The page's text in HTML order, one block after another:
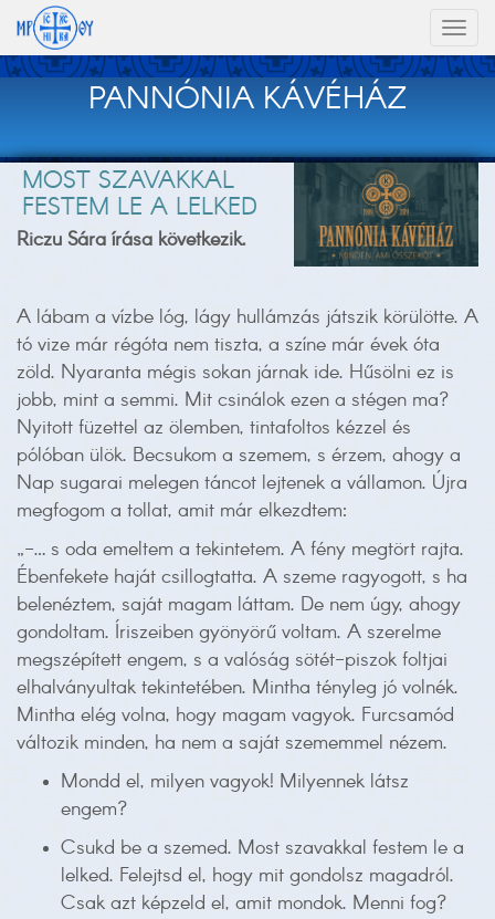
PANNÓNIA KÁVÉHÁZ
MOST SZAVAKKAL
FESTEM LE A LELKED
Riczu Sára írása következik.
A lábam a vízbe lóg, lágy hullámzás játszik körülötte. A
tó vize már régóta nem tiszta, a színe már évek óta
zöld. Nyaranta mégis sokan járnak ide. Hűsölni ez is
jobb, mint a semmi. Mit csinálok ezen a stégen ma?
Nyitott füzettel az ölemben, tintafoltos kézzel és
pólóban ülök. Becsukom a szemem, s érzem, ahogy a
Nap sugarai melegen táncot lejtenek a vállamon. Újra
megfogom a tollat, amit már elkezdtem:
„-… s oda emeltem a tekintetem. A fény megtört rajta.
Ébenfekete haját csillogtatta. A szeme ragyogott, s ha
belenéztem, saját magam láttam. De nem úgy, ahogy
gondoltam. Íriszeiben gyönyörű voltam. A szerelme
megszépített engem, s a valóság sötét-piszok foltjai
elhalványultak tekintetében. Mintha tényleg jó volnék.
Mintha elég volna, hogy magam vagyok. Furcsamód
változik minden, ha nem a saját szememmel nézem.
Mondd el, milyen vagyok! Milyennek látsz
engem?
Csukd be a szemed. Most szavakkal festem le a
lelked. Felejtsd el, hogy mit gondolsz magadról.
Csak azt képzeld el, amit mondok. Menni fog?